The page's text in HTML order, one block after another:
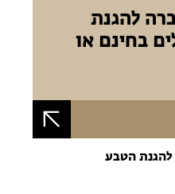
להגנת
בחינם או
להגנת הטבע